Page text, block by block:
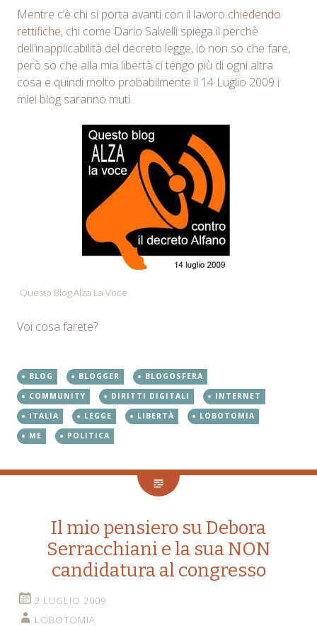
Mentre c’è chi si porta avanti con il lavoro chiedendo
rettifiche, chi come Dario Salvelli spiega il perchè
dell’inapplicabilità del decreto legge, io non so che fare,
però so che alla mia libertà ci tengo più di ogni altra
cosa e quindi molto probabilmente il 14 Luglio 2009 i
miei blog saranno muti.
Questo Blog Alza La Voce
Voi cosa farete?
BLOG BLOGGER
BLOGOSFERA
COMMUNITY
DIRITTI DIGITALI
INTERNET
ITALIA
LEGGE LIBERTÀ
LOBOTOMIA
ME
POLITICA
Il mio pensiero su Debora
Serracchiani e la sua NON
candidatura al congresso
2 LUGLIO 2009
LOBOTOMIA